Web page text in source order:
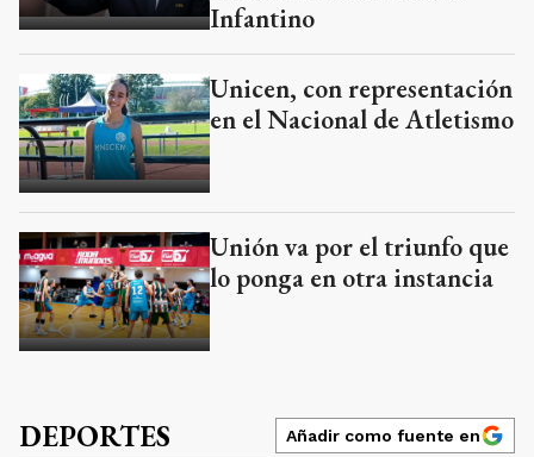
Infantino
Unicen, con representación
en el Nacional de Atletismo
Unión va por el triunfo que
lo ponga en otra instancia
DEPORTES Añadir como fuente en